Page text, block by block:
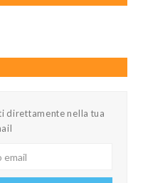
direttamente nella tua